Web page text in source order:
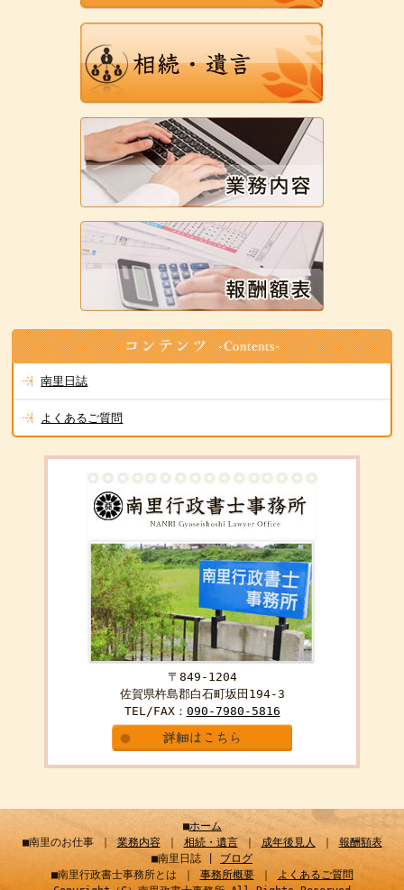
南里日誌
よくあるご質問
〒849-1204
佐賀県杵島郡白石町坂田194-3
TEL/FAX： 090-7980-5816
■ホーム
■南里のお仕事 ｜ 業務内容｜ 相続・遺言｜ 成年後見人
報酬額表
■南里日誌 | ブログ
■南里行政書士事務所とは ｜ 事務所概要｜
よくあるご質問